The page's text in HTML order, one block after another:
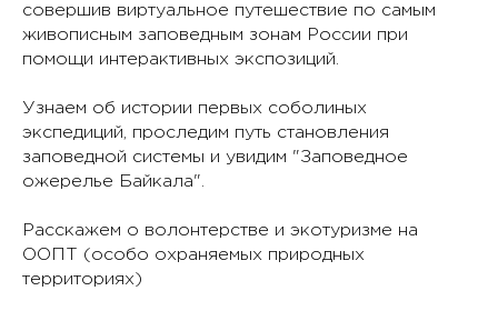
совершив виртуальное путешествие по самым
живописным заповедным зонам России при
помощи интерактивных экспозиций.
Узнаем об истории первых соболиных
экспедиций, проследим путь становления
заповедной системы и увидим "Заповедное
ожерелье Байкала".
Расскажем о волонтерстве и экотуризме на
ООПТ (особо охраняемых природных
территориях)